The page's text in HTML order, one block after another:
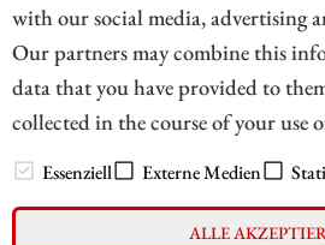
with our social media, advertising
Our partners may combine this
data that you have provided to
collected in the course of your use
Essenziell Externe Medien
ALLE
ZUM KOMMENTAR
// zukunftsbilanzen.de 2026